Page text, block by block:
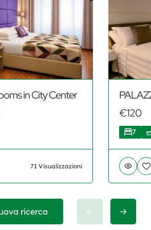
in City Center
71 Visualizzazioni
€120
7
ricerca